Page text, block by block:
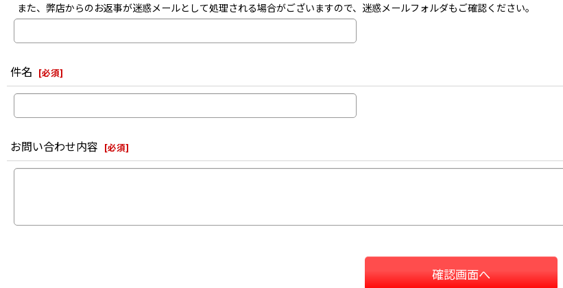
また、弊店からのお返事が迷惑メールとして処理される場合がございますので、迷惑メールフォルダもご確認ください。
件名 [必須]
お問い合わせ内容 [必須]
確認画面へ